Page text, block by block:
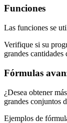
Funciones
Las funciones se
Verifique si su
grandes cantidades
Fórmulas
¿Desea obtener
grandes conjuntos
Ejemplos de